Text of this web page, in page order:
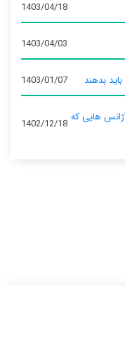
1403/04/18
1403/04/03
بدهند 1403/01/07
هایی که 1402/12/18